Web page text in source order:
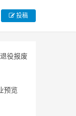
投稿
役报废
预览